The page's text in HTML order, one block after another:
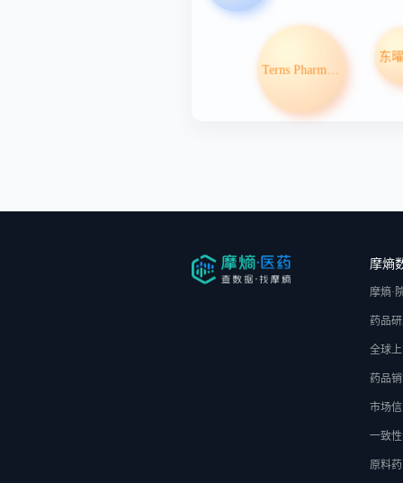
摩熵
摩熵·
药品
全球
药品
市场
一致
原料药